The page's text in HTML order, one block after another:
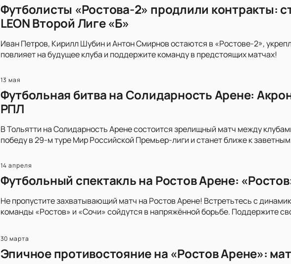
Футболисты «Ростова-2» продлили контракты:
LEON Второй Лиге «Б»
Иван Петров, Кирилл Шубин и Антон Смирнов остаются в «Ростове-2»,
повлияет на будущее клуба и поддержите команду в предстоящих матчах!
13 мая
Футбольная битва на Солидарность Арене:
РПЛ
В Тольятти на Солидарность Арене состоится зрелищный матч между
победу в 29-м туре Мир Российской Премьер-лиги и станет ближе к
14 апреля
Футбольный спектакль на Ростов Арене:
Не пропустите захватывающий матч на Ростов Арене! Встретьтесь с
команды «Ростов» и «Сочи» сойдутся в напряжённой борьбе. Поддержите
30 марта
Эпичное противостояние на «Ростов Арене»: